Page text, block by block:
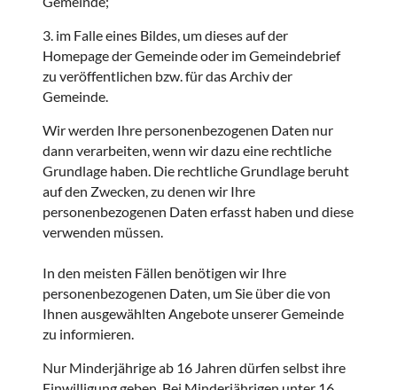
3. im Falle eines Bildes, um dieses auf der
Homepage der Gemeinde oder im Gemeindebrief
zu veröffentlichen bzw. für das Archiv der
Gemeinde.
Wir werden Ihre personenbezogenen Daten nur
dann verarbeiten, wenn wir dazu eine rechtliche
Grundlage haben. Die rechtliche Grundlage beruht
auf den Zwecken, zu denen wir Ihre
personenbezogenen Daten erfasst haben und diese
verwenden müssen.
In den meisten Fällen benötigen wir Ihre
personenbezogenen Daten, um Sie über die von
Ihnen ausgewählten Angebote unserer Gemeinde
zu informieren.
Nur Minderjährige ab 16 Jahren dürfen selbst ihre